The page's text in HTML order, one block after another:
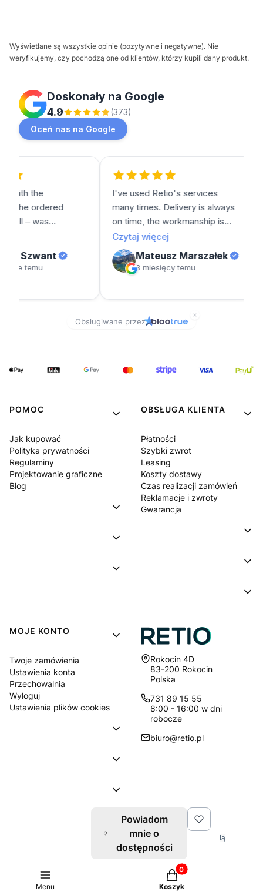
Wyświetlane są wszystkie opinie (pozytywne i negatywne). Nie
weryfikujemy, czy pochodzą one od klientów, którzy kupili dany produkt.
POMOC
Jak kupować
Polityka prywatności
Regulaminy
Projektowanie graficzne
Blog
OBSŁUGA KLIENTA
Płatności
Szybki zwrot
Leasing
Koszty dostawy
Czas realizacji zamówień
Reklamacje i zwroty
Gwarancja
MOJE KONTO
Twoje zamówienia
Ustawienia konta
Przechowalnia
Wyloguj
Ustawienia plików cookies
Adres:
Rokocin 4D
83-200 Rokocin
Polska
731 89 15 55
8:00 - 16:00 w dni
robocze
biuro@retio.pl
Znaki towarowe i nazwy firmowe używane w serwisie są własnością
Shoper Premium
Powiadom
mnie o
dostępności
Menu
Produkty w koszyku:
Koszyk